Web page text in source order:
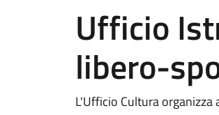
Ufficio
libero-
L'Ufficio Cultura